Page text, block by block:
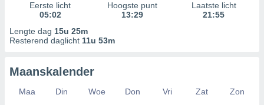
Eerste licht
05:02
Hoogste punt
13:29
Laatste licht
21:55
Lengte dag 15u 25m
Resterend daglicht 11u 53m
Maanskalender
Maa Din Woe Don Vri Zat
Zon